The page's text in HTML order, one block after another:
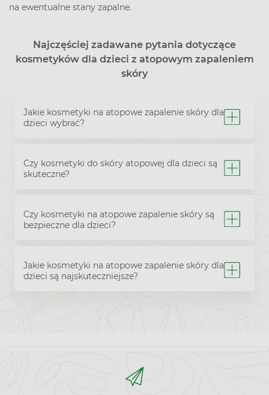
na ewentualne stany zapalne.
Najczęściej zadawane pytania dotyczące
kosmetyków dla dzieci z atopowym zapaleniem
skóry
Jakie kosmetyki na atopowe zapalenie skóry dla
dzieci wybrać?
Czy kosmetyki do skóry atopowej dla dzieci są
skuteczne?
Czy kosmetyki na atopowe zapalenie skóry są
bezpieczne dla dzieci?
Jakie kosmetyki na atopowe zapalenie skóry dla
dzieci są najskuteczniejsze?